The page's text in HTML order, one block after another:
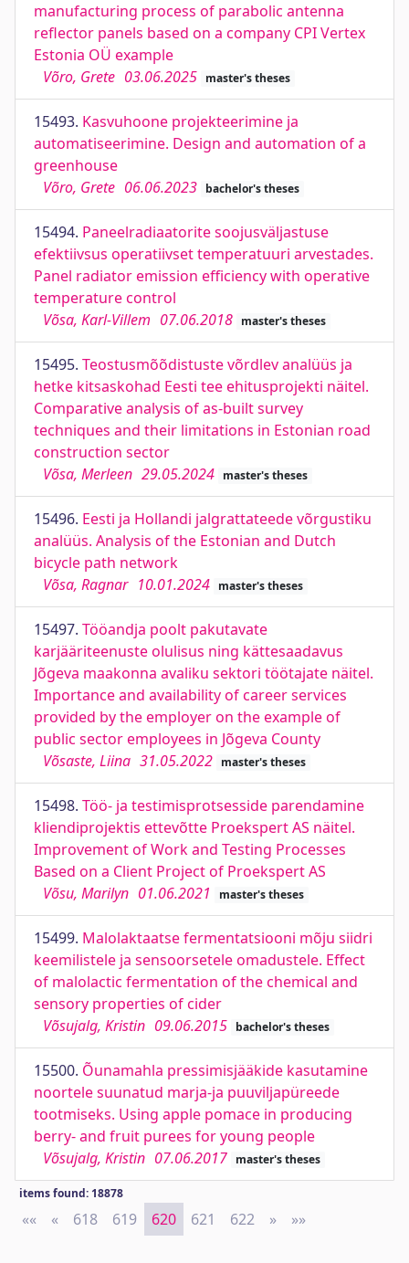
manufacturing process of parabolic antenna
reflector panels based on a company CPI Vertex
Estonia OÜ example
Võro, Grete 03.06.2025 master's theses
15493. Kasvuhoone projekteerimine ja
automatiseerimine. Design and automation of a
greenhouse
Võro, Grete 06.06.2023 bachelor's theses
15494. Paneelradiaatorite soojusväljastuse
efektiivsus operatiivset temperatuuri arvestades.
Panel radiator emission efficiency with operative
temperature control
Võsa, Karl-Villem 07.06.2018 master's theses
15495. Teostusmõõdistuste võrdlev analüüs ja
hetke kitsaskohad Eesti tee ehitusprojekti näitel.
Comparative analysis of as-built survey
techniques and their limitations in Estonian road
construction sector
Võsa, Merleen 29.05.2024 master's theses
15496. Eesti ja Hollandi jalgrattateede võrgustiku
analüüs. Analysis of the Estonian and Dutch
bicycle path network
Võsa, Ragnar 10.01.2024 master's theses
15497. Tööandja poolt pakutavate
karjääriteenuste olulisus ning kättesaadavus
Jõgeva maakonna avaliku sektori töötajate näitel.
Importance and availability of career services
provided by the employer on the example of
public sector employees in Jõgeva County
Võsaste, Liina 31.05.2022 master's theses
15498. Töö- ja testimisprotsesside parendamine
kliendiprojektis ettevõtte Proekspert AS näitel.
Improvement of Work and Testing Processes
Based on a Client Project of Proekspert AS
Võsu, Marilyn 01.06.2021 master's theses
15499. Malolaktaatse fermentatsiooni mõju siidri
keemilistele ja sensoorsetele omadustele. Effect
of malolactic fermentation of the chemical and
sensory properties of cider
Võsujalg, Kristin 09.06.2015 bachelor's theses
15500. Õunamahla pressimisjääkide kasutamine
noortele suunatud marja-ja puuviljapüreede
tootmiseks. Using apple pomace in producing
berry- and fruit purees for young people
Võsujalg, Kristin 07.06.2017 master's theses
items found: 18878
«« First
« Previous
618 619 620 621 622 » Next
»»